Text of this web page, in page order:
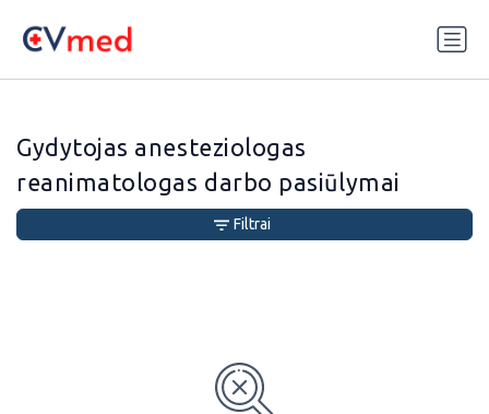
Gydytojas anesteziologas
reanimatologas darbo pasiūlymai
Filtrai